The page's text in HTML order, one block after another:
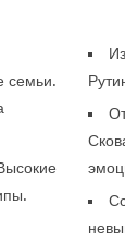
семьи.